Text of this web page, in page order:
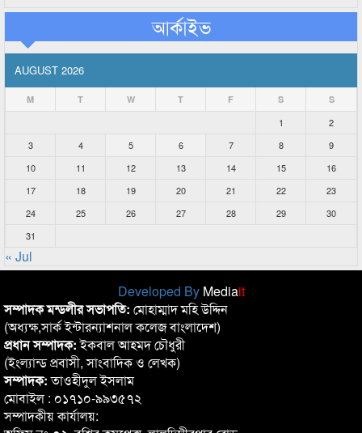
আর্কাইভ
AUGUST 2026
M T W T F S S
1
2
3
4 5 6 7 8
9
10
11 12 13 14 15
16
17
18 19 20 21 22
23
24
25 26 27 28 29
30
31
« Jul
Developed By Mediait
সম্পাদক মন্ডলীর সভাপতি: মোহাম্মাদ মহি উদ্দিন
(অধ্যক্ষ,সার্ক ইন্টারন্যাশনাল কলেজ বাংলাদেশ)
প্রধান সম্পাদক:ইকবাল আহমদ চৌধুরী
(ইংল্যান্ড প্রবাসী, সাংবাদিক ও লেখক)
সম্পাদক:তাওহীদুল ইসলাম
মোবাইল : ০১৭১০-৯৯৩৫৭২
সম্পাদকীয় কার্যালয়: